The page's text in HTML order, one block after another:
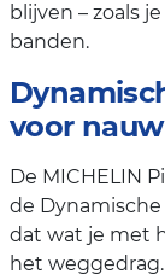
blijven – zoals
banden.
voor
De MICHELIN
de
dat wat je met
het